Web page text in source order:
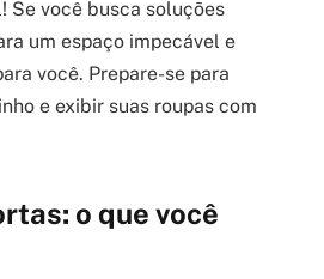
Se você busca soluções
um espaço impecável e
você. Prepare-se para
e exibir suas roupas com
o que você